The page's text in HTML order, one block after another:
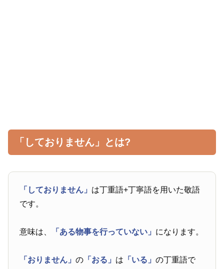
「しておりません」とは?
「しておりません」 は丁重語+丁寧語を用いた敬語
です。
意味は、 「ある物事を行っていない」 になります。
「おりません」の 「おる」 は 「いる」の丁重語で